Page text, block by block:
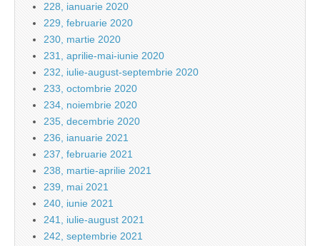
228, ianuarie 2020
229, februarie 2020
230, martie 2020
231, aprilie-mai-iunie 2020
232, iulie-august-septembrie 2020
233, octombrie 2020
234, noiembrie 2020
235, decembrie 2020
236, ianuarie 2021
237, februarie 2021
238, martie-aprilie 2021
239, mai 2021
240, iunie 2021
241, iulie-august 2021
242, septembrie 2021